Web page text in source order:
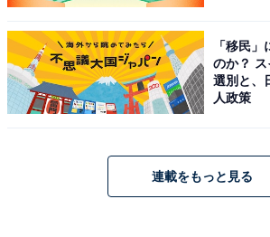
入場は無料で予約も不要（20名以上の
施設利用は要予約）。所要時間は見学
含めて約1時間が目安です。展示エリ
史や素材の展示、子ども向けのお店体
階では有料のお菓子教室（要予約）も
「移民
のか？
選別と、
人政策
連載をもっと見る